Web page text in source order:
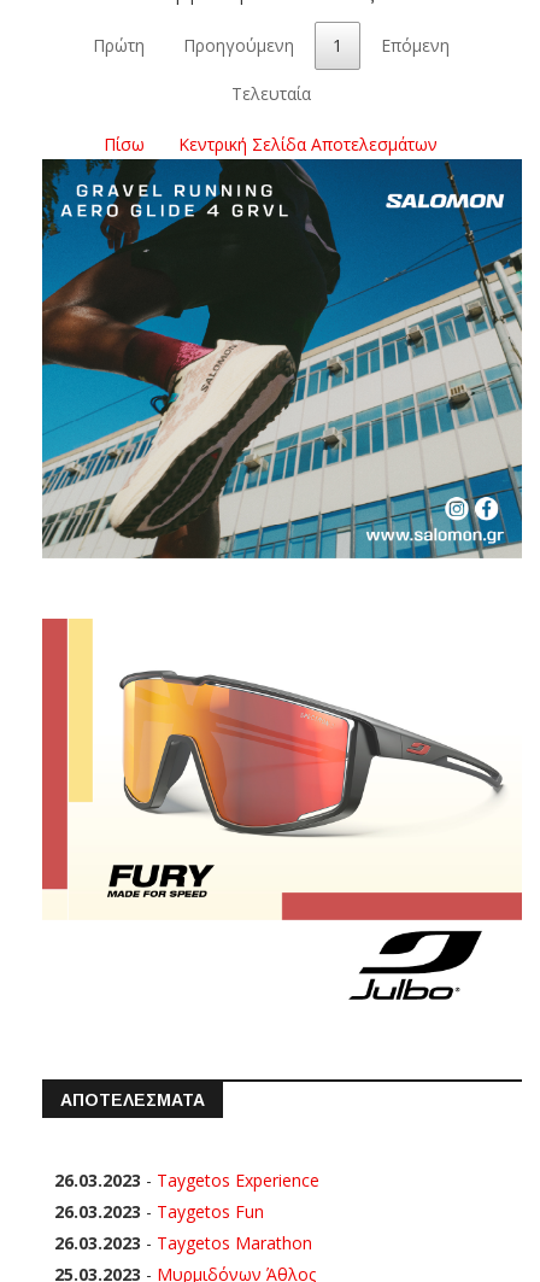
Πρώτη Προηγούμενη 1 Επόμενη
Τελευταία
Πίσω Κεντρική Σελίδα Αποτελεσμάτων
ΑΠΟΤΕΛΕΣΜΑΤΑ
26.03.2023 - Taygetos Experience
26.03.2023 - Taygetos Fun
26.03.2023 - Taygetos Marathon
25.03.2023 - Μυρμιδόνων Άθλος